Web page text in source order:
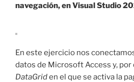
navegación, en Visual Studio
En este ejercicio nos
datos de Microsoft Access y, por
DataGriden el que se activa la